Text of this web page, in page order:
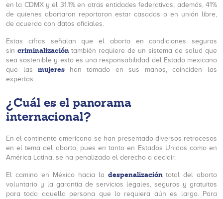
en la CDMX y el 31.1% en otras entidades federativas; además, 41%
de quienes abortaron reportaron estar casadas o en unión libre,
de acuerdo con datos oficiales.
Estas cifras señalan que el aborto en condiciones seguras
sin criminalización también requiere de un sistema de salud que
sea sostenible y esto es una responsabilidad del Estado mexicano
que lasmujeres
han tomado en sus manos, coinciden las
expertas.
¿Cuál es el panorama
internacional?
En el continente americano se han presentado diversos retrocesos
en el tema del aborto, pues en tanto en Estados Unidos como en
América Latina, se ha penalizado el derecho a decidir.
El camino en México hacia la despenalización total del aborto
voluntario y la garantía de servicios legales, seguros y gratuitos
para toda aquella persona que lo requiera aún es largo. Para